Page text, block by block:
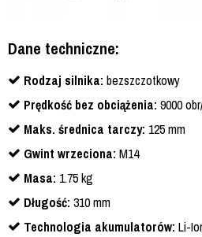
Dane techniczne:
Rodzaj silnika: bezszczotkowy
Prędkość bez obciążenia: 9000
Maks. średnica tarczy: 125 mm
Gwint wrzeciona: M14
Masa: 1.75 kg
Długość: 310 mm
Technologia akumulatorów: Li-